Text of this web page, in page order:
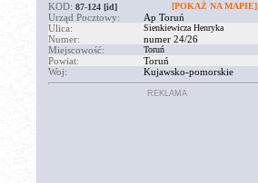
KOD: 87-124 [id] [POKAŻ NA MAPIE]
Urząd Pocztowy:
Ap Toruń
Ulica:
Sienkiewicza Henryka
Numer:
numer 24/26
Miejscowość:
Toruń
Powiat:
Toruń
Woj:
Kujawsko-pomorskie
REKLAMA